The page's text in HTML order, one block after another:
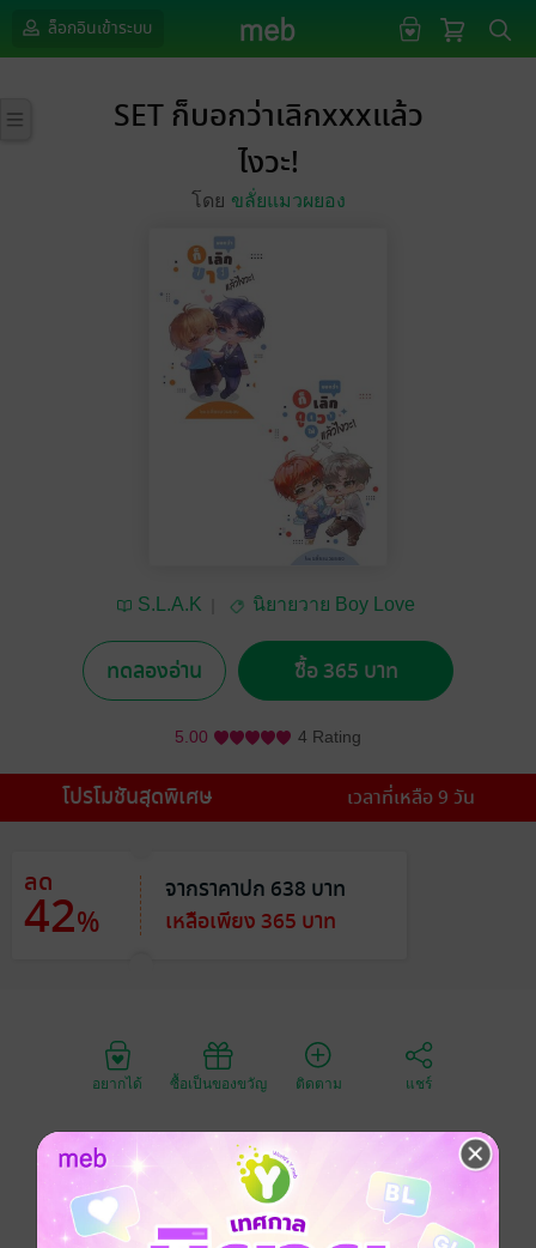
ล็อกอินเข้าระบบ
SET ก็บอกว่าเลิกxxxแล้ว
ไงวะ!
โดย ขลั่ยแมวผยอง
S.L.A.K
นิยายวาย Boy Love
ทดลองอ่าน ซื้อ 365 บาท
5.00 4 Rating
โปรโมชันสุดพิเศษ เวลาที่เหลือ 9 วัน
ลด
42%
จากราคาปก 638 บาท
เหลือเพียง 365 บาท
อยากได้ ซื้อเป็นของขวัญ ติดตาม แชร์
เมื่อซื้อชุดนี้คุณจะได้รับ